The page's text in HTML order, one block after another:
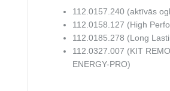
112.0157.240 (aktīvās
112.0158.127 (High
112.0185.278 (Long
112.0327.007 (KIT
ENERGY-PRO)